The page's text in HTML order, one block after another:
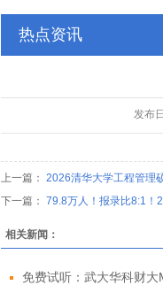
热点资讯
发布
上一篇： 2026清华大学工程管理
下一篇： 79.8万人！报录比8:1！
相关新闻：
免费试听：武大华科财大